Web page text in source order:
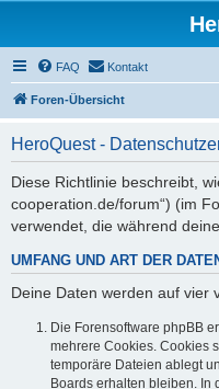
FAQ Kontakt
Foren-Übersicht
HeroQuest -
Diese Richtlinie beschreibt,
cooperation.de/forum“) (im
verwendet, die während
UMFANG UND ART DER
Deine Daten werden auf vier
Die Forensoftware phpBB
mehrere Cookies. Cookies
temporäre Dateien ablegt
Boards erhalten bleiben. In